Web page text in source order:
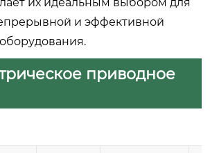
и эффективной
приводное